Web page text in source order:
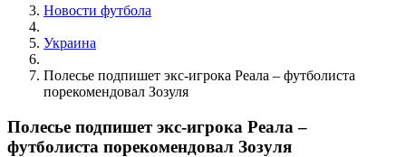
Новости футбола
Украина
Полесье подпишет экс-игрока Реала – футболиста
порекомендовал Зозуля
Полесье подпишет экс-игрока Реала –
футболиста порекомендовал Зозуля